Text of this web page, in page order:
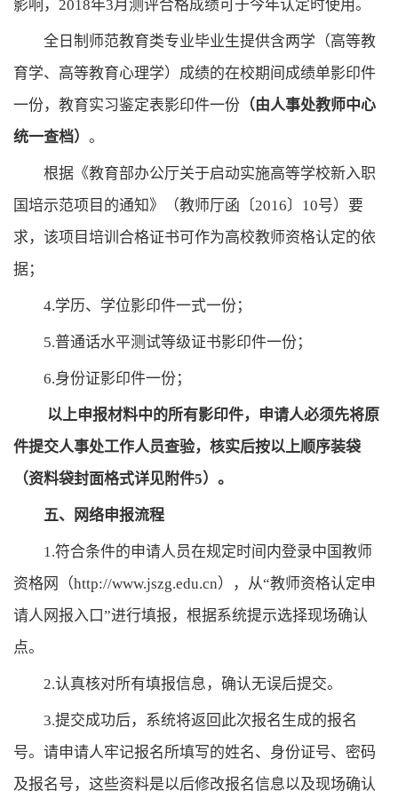
影响，2018年3月测评合格成绩可于今年认定时使用。
全日制师范教育类专业毕业生提供含两学（高等教
育学、高等教育心理学）成绩的在校期间成绩单影印件
一份，教育实习鉴定表影印件一份 （由人事处教师中心
统一查档） 。
根据《教育部办公厅关于启动实施高等学校新入职
国培示范项目的通知》（教师厅函〔2016〕10号）要
求，该项目培训合格证书可作为高校教师资格认定的依
据；
4.学历、学位影印件一式一份；
5.普通话水平测试等级证书影印件一份；
6.身份证影印件一份；
以上申报材料中的所有影印件，申请人必须先将原
件提交人事处工作人员查验，核实后按以上顺序装袋
（资料袋封面格式详见附件5）。
五、网络申报流程
1.符合条件的申请人员在规定时间内登录中国教师
资格网（http://www.jszg.edu.cn），从“教师资格认定申
请人网报入口”进行填报，根据系统提示选择现场确认
点。
2.认真核对所有填报信息，确认无误后提交。
3.提交成功后，系统将返回此次报名生成的报名
号。请申请人牢记报名所填写的姓名、身份证号、密码
及报名号，这些资料是以后修改报名信息以及现场确认